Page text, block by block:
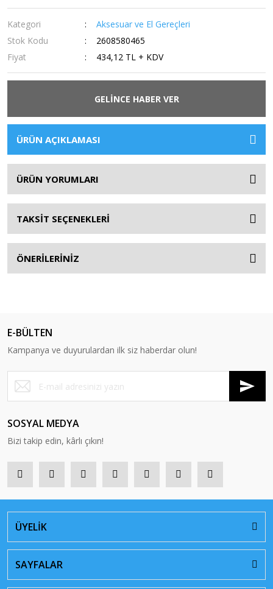
Kategori
Aksesuar ve El Gereçleri
Stok Kodu
2608580465
Fiyat
434,12 TL + KDV
GELİNCE HABER VER
ÜRÜN AÇIKLAMASI
ÜRÜN YORUMLARI
TAKSİT SEÇENEKLERİ
ÖNERİLERİNİZ
E-BÜLTEN
Kampanya ve duyurulardan ilk siz haberdar olun!
SOSYAL MEDYA
Bizi takip edin, kârlı çıkın!
ÜYELİK
SAYFALAR